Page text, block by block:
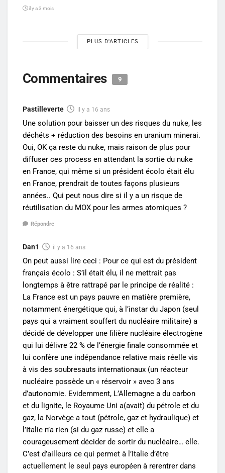
il y a 3 mois
PLUS D'ARTICLES
Commentaires 9
Pastilleverte il y a 16 ans
Une solution pour baisser un des risques du nuke, les
déchéts + réduction des besoins en uranium minerai.
Oui, OK ça reste du nuke, mais raison de plus pour
diffuser ces process en attendant la sortie du nuke
en France, qui même si un président écolo était élu
en France, prendrait de toutes façons plusieurs
années.. Qui peut nous dire si il y a un risque de
réutilisation du MOX pour les armes atomiques ?
Répondre
Dan1 il y a 16 ans
On peut aussi lire ceci : Pour ce qui est du président
français écolo : S’il était élu, il ne mettrait pas
longtemps à être rattrapé par le principe de réalité :
La France est un pays pauvre en matière première,
notamment énergétique qui, à l’instar du Japon (seul
pays qui a vraiment souffert du nucléaire militaire) a
décidé de développer une filière nucléaire électrogène
qui lui délivre 22 % de l’énergie finale consommée et
lui confère une indépendance relative mais réelle vis
à vis des soubresauts internationaux (un réacteur
nucléaire possède un « réservoir » avec 3 ans
d’autonomie. Evidemment, L’Allemagne a du carbon
et du lignite, le Royaume Uni a(avait) du pétrole et du
gaz, la Norvège a tout (pétrole, gaz et hydraulique) et
l’Italie n’a rien (si du gaz russe) et elle a
courageusement décider de sortir du nucléaire… elle.
C’est d’ailleurs ce qui permet à l’Italie d’être
actuellement le seul pays européen à rerentrer dans